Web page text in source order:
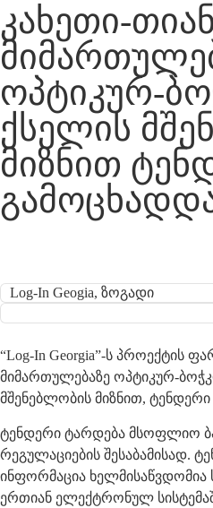
კახეთი-
ოპტიკურ-
ქსელის
მიზნით
Log-In Geogia, ზოგადი
“Log-In Georgia”-ს პროექტის
მიმართულებაზე ოპტიკურ-
მშენებლობის მიზნით,
ტენდერი ტარდება მსოფლიო
რეგულაციების შესაბამისად.
ინფორმაცია ხელმისაწვდომია
ერთიან ელექტრონულ